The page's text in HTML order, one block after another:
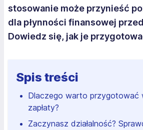
stosowanie może przynieść
dla płynności finansowej
Dowiedz się, jak je
Spis treści
Dlaczego warto przygotować
zapłaty?
Zaczynasz działalność?